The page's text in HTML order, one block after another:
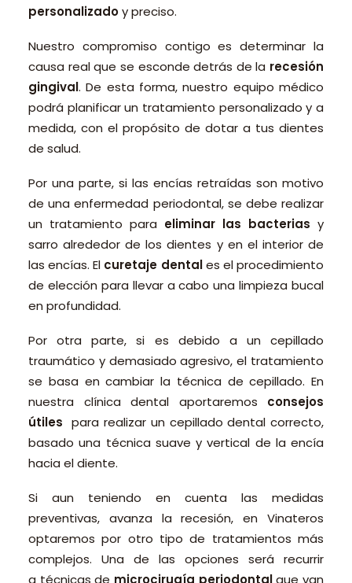
personalizadoy preciso.
Nuestro compromiso contigo es determinar la
causa real que se esconde detrás de la recesión
gingival. De esta forma, nuestro equipo médico
podrá planificar un tratamiento personalizado y a
medida, con el propósito de dotar a tus dientes
de salud.
Por una parte, si las encías retraídas son motivo
de una enfermedad periodontal, se debe realizar
un tratamiento para eliminar las bacterias y
sarro alrededor de los dientes y en el interior de
las encías. El curetaje dentales el procedimiento
de elección para llevar a cabo una limpieza bucal
en profundidad.
Por otra parte, si es debido a un cepillado
traumático y demasiado agresivo, el tratamiento
se basa en cambiar la técnica de cepillado. En
nuestra clínica dental aportaremos consejos
útiles para realizar un cepillado dental correcto,
basado una técnica suave y vertical de la encía
hacia el diente.
Si aun teniendo en cuenta las medidas
preventivas, avanza la recesión, en Vinateros
optaremos por otro tipo de tratamientos más
complejos. Una de las opciones será recurrir
a técnicas de microcirugía periodontalque van